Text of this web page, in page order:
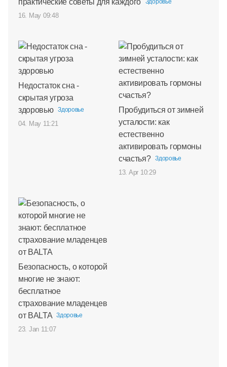
16. May 09:48
Недостаток сна -
скрытая угроза
здоровью
Здоровье
04. May 11:21
Пробудиться от зимней
усталости: как
естественно
активировать гормоны
счастья?
Здоровье
13. Apr 10:29
Безопасность, о которой
многие не знают:
бесплатное
страхование младенцев
от BALTA
Здоровье
23. Jan 11:07